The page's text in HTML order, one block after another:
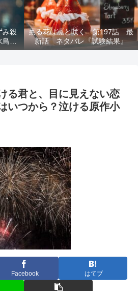
み殺
死
薫る花は凛と咲く 第197話 最
新話 ネタバレ『試験結果』
る君と、目に見えない恋
いつから？泣ける原作小
Facebook はてブ